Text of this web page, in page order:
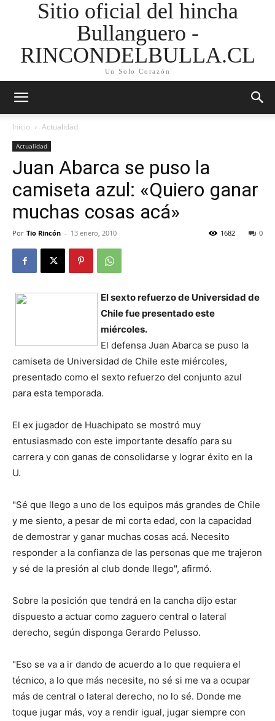
Sitio oficial del hincha
Bullanguero -
RINCONDELBULLA.CL
Un Solo Corazón
Inicio Actualidad
Actualidad
Juan Abarca se puso la
camiseta azul: «Quiero ganar
muchas cosas acá»
Por Tio Rincón - 13 enero, 2010 0
1682
El sexto refuerzo de Universidad de
Chile fue presentado este
miércoles.
El defensa Juan Abarca se puso la
camiseta de Universidad de Chile este miércoles,
presentado como el sexto refuerzo del conjunto azul
para esta temporada.
El ex jugador de Huachipato se mostró muy
entusiasmado con este importante desafío para su
carrera y con ganas de consolidarse y lograr éxito en la
U.
"Sé que llego a uno de los equipos más grandes de Chile
y me siento, a pesar de mi corta edad, con la capacidad
de demostrar y ganar muchas cosas acá. Necesito
responder a la confianza de las personas que me trajeron
y sé de la presión al club donde llego", afirmó.
Sobre la posición que tendrá en la cancha dijo estar
dispuesto a actuar como zaguero central o lateral
derecho, según disponga Gerardo Pelusso.
"Eso se va a ir dando de acuerdo a lo que requiera el
técnico, a lo que más necesite, no sé si me va a ocupar
más de central o lateral derecho, no lo sé. Donde me
toque jugar más, voy a rendir igual, jugar siempre con